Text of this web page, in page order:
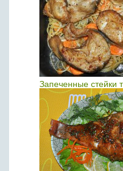
Запеченные стейки